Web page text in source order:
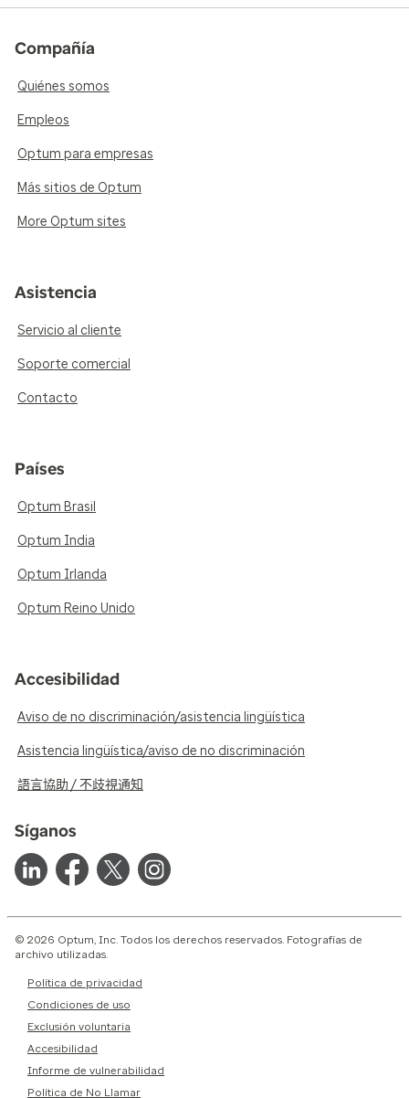
Compañía
Quiénes somos
Empleos
Optum para empresas
Más sitios de Optum
More Optum sites
Asistencia
Servicio al cliente
Soporte comercial
Contacto
Países
Optum Brasil
Optum India
Optum Irlanda
Optum Reino Unido
Accesibilidad
Aviso de no discriminación/asistencia lingüística
Asistencia lingüística/aviso de no discriminación
語言協助 / 不歧視通知
Síganos
© 2026 Optum, Inc. Todos los derechos reservados. Fotografías de
archivo utilizadas.
Política de privacidad
Condiciones de uso
Exclusión voluntaria
Accesibilidad
Informe de vulnerabilidad
Política de No Llamar